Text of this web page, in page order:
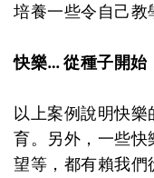
培養一些令自己教
快樂… 從種子開始
以上案例說明快
育。另外，一些快
望等，都有賴我們